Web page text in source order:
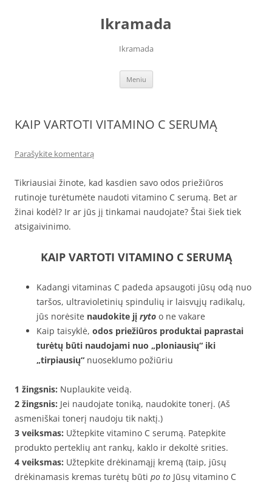
Ikramada
Ikramada
Meniu
KAIP VARTOTI VITAMINO C SERUMĄ
Parašykite komentarą
Tikriausiai žinote, kad kasdien savo odos priežiūros
rutinoje turėtumėte naudoti vitamino C serumą. Bet ar
žinai kodėl? Ir ar jūs jį tinkamai naudojate? Štai šiek tiek
atsigaivinimo.
KAIP VARTOTI VITAMINO C SERUMĄ
Kadangi vitaminas C padeda apsaugoti jūsų odą nuo
taršos, ultravioletinių spindulių ir laisvųjų radikalų,
jūs norėsite naudokite jį ryto o ne vakare
Kaip taisyklė, odos priežiūros produktai paprastai
turėtų būti naudojami nuo „ploniausių“ iki
„tirpiausių“ nuoseklumo požiūriu
1 žingsnis: Nuplaukite veidą.
2 žingsnis: Jei naudojate toniką, naudokite tonerį. (Aš
asmeniškai tonerį naudoju tik naktį.)
3 veiksmas: Užtepkite vitamino C serumą. Patepkite
produkto perteklių ant rankų, kaklo ir dekoltė srities.
4 veiksmas: Užtepkite drėkinamąjį kremą (taip, jūsų
drėkinamasis kremas turėtų būti po to Jūsų vitamino C